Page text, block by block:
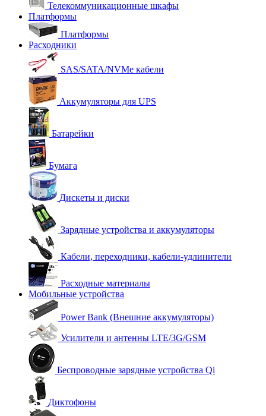
Телекоммуникационные шкафы
Платформы
Платформы
Расходники
SAS/SATA/NVMe кабели
Аккумуляторы для UPS
Батарейки
Бумага
Дискеты и диски
Зарядные устройства и аккумуляторы
Кабели, переходники, кабели-удлинители
Расходные материалы
Мобильные устройства
Power Bank (Внешние аккумуляторы)
Усилители и антенны LTE/3G/GSM
Беспроводные зарядные устройства Qi
Диктофоны